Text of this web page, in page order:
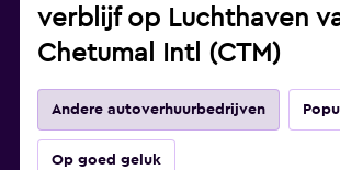
verblijf op Luchthaven
Chetumal Intl (CTM)
Andere autoverhuurbedrijven
Op goed geluk